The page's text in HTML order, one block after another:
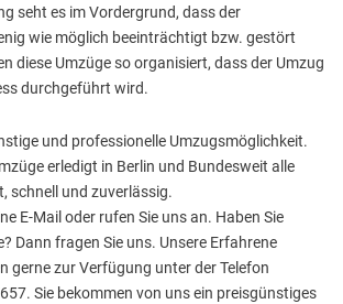
seht es im Vordergrund, dass der
wie möglich beeinträchtigt bzw. gestört
diese Umzüge so organisiert, dass der Umzug
durchgeführt wird.
und professionelle Umzugsmöglichkeit.
erledigt in Berlin und Bundesweit alle
schnell und zuverlässig.
E-Mail oder rufen Sie uns an. Haben Sie
Dann fragen Sie uns. Unsere Erfahrene
gerne zur Verfügung unter der Telefon
Sie bekommen von uns ein preisgünstiges